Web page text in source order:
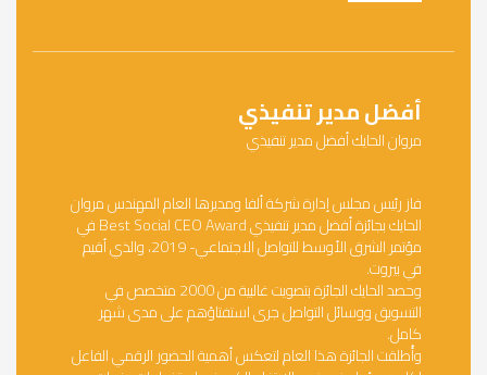
أفضل مدير تنفيذي
مروان الحايك أفضل مدير تنفيذي
فاز رئيس مجلس إدارة شركة ألفا ومديرها العام المهندس مروان
الحايك بجائزة أفضل مدير تنفيذي Best Social CEO Award في
مؤتمر الشرق الأوسط للتواصل الاجتماعي- 2019، والذي أقيم
في بيروت.
وحصد الحايك الجائزة بتصويت غالبية من 2000 متخصص في
التسويق ووسائل التواصل جرى استفتاؤهم على مدى شهر
كامل.
وأُطلقت الجائزة هذا العام لتعكس أهمية الحضور الرقمي الفاعل